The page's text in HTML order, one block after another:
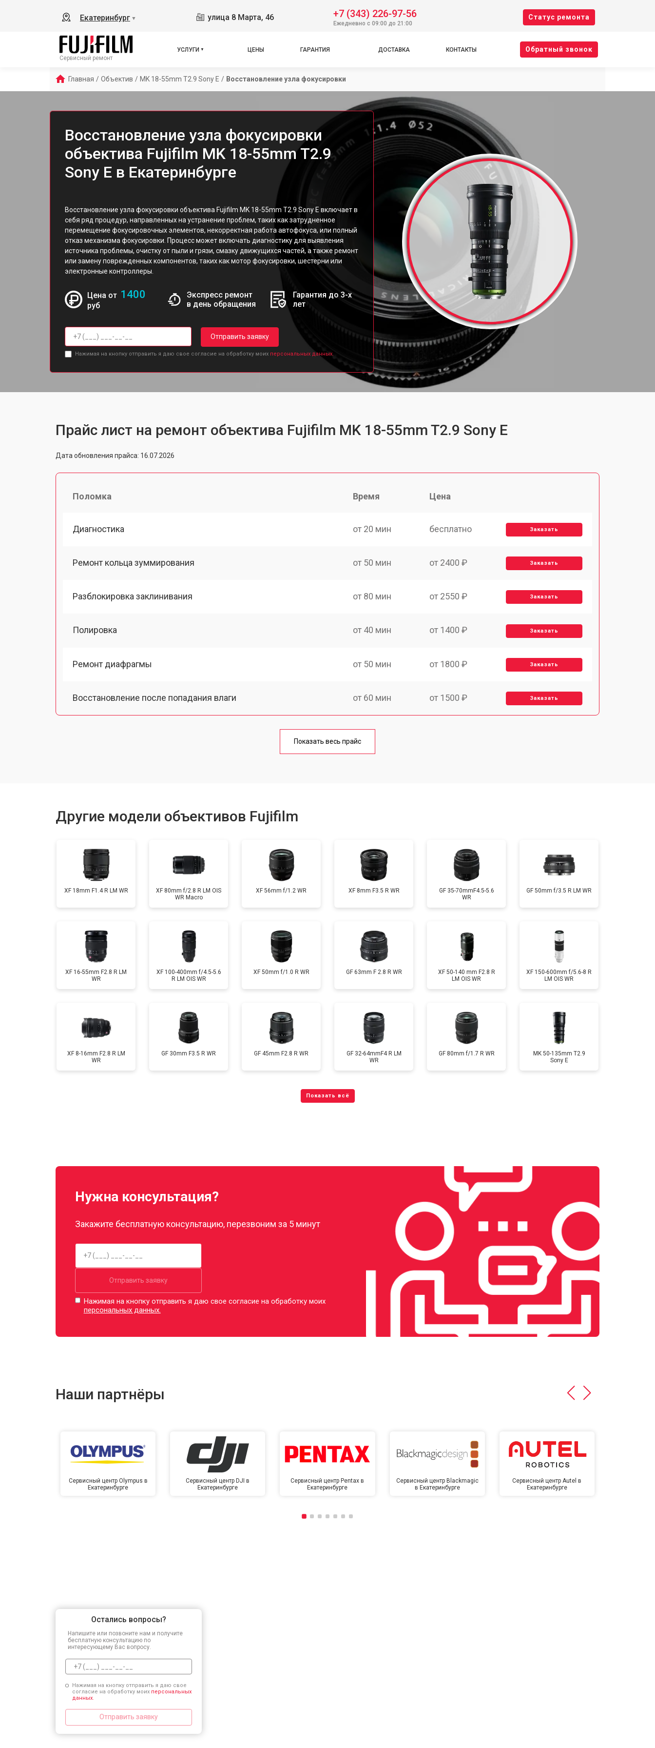
Екатеринбург ▼ улица 8 Марта, 46 +7 (343) 226-97-56
Ежедневно с 09:00 до 21:00
Cтатус ремонта
Сервисный ремонт
УСЛУГИ ЦЕНЫ ГАРАНТИЯ ДОСТАВКА КОНТАКТЫ Oбратный звонок
Главная / Объектив / MK 18-55mm T2.9 Sony E / Восстановление узла фокусировки
Восстановление узла фокусировки
объектива Fujifilm MK 18-55mm T2.9
Sony E в Екатеринбурге
Восстановление узла фокусировки объектива Fujifilm MK 18-55mm T2.9 Sony E включает в
себя ряд процедур, направленных на устранение проблем, таких как затрудненное
перемещение фокусировочных элементов, некорректная работа автофокуса, или полный
отказ механизма фокусировки. Процесс может включать диагностику для выявления
источника проблемы, очистку от пыли и грязи, смазку движущихся частей, а также ремонт
или замену поврежденных компонентов, таких как мотор фокусировки, шестерни или
электронные контроллеры.
Цена от 1400
руб
Экспресс ремонт
в день обращения
Гарантия до 3-х
лет
Отправить заявку
Нажимая на кнопку отправить я даю свое согласие на обработку моих персональных данных.
Прайс лист на ремонт объектива Fujifilm MK 18-55mm T2.9 Sony E
Дата обновления прайса: 16.07.2026
Поломка Время Цена
Диагностика от 20 мин бесплатно Заказать
Ремонт кольца зуммирования от 50 мин от 2400 ₽ Заказать
Разблокировка заклинивания от 80 мин от 2550 ₽ Заказать
Полировка от 40 мин от 1400 ₽ Заказать
Ремонт диафрагмы от 50 мин от 1800 ₽ Заказать
Восстановление после попадания влаги от 60 мин от 1500 ₽ Заказать
от 50 мин
Показать весь прайс
Другие модели объективов Fujifilm
XF 18mm F1.4 R LM WR
XF 80mm f/2.8 R LM OIS
WR Macro
XF 56mm f/1.2 WR XF 8mm F3.5 R WR
GF 35-70mmF4.5-5.6
WR
GF 50mm f/3.5 R LM WR
XF 16-55mm F2.8 R LM
WR
XF 100-400mm f/4.5-5.6
R LM OIS WR
XF 50mm f/1.0 R WR GF 63mm F 2.8 R WR
XF 50-140 mm F2.8 R
LM OIS WR
XF 150-600mm f/5.6-8 R
LM OIS WR
XF 8-16mm F2.8 R LM
WR
GF 30mm F3.5 R WR GF 45mm F2.8 R WR
GF 32-64mmF4 R LM
WR
GF 80mm f/1.7 R WR
MK 50-135mm T2.9
Sony E
Нужна консультация?
Закажите бесплатную консультацию, перезвоним за 5 минут
Отправить заявку
Нажимая на кнопку отправить я даю свое согласие на обработку моих
персональных данных.
Наши партнёры
Сервисный центр Olympus в
Екатеринбурге
Сервисный центр DJI в
Екатеринбурге
Сервисный центр Pentax в
Екатеринбурге
Сервисный центр Blackmagic
в Екатеринбурге
Сервисный центр Autel в
Екатеринбурге
Остались вопросы?
Напишите или позвоните нам и получите
бесплатную консультацию по
интересующему Вас вопросу.
Нажимая на кнопку отправить я даю свое
согласие на обработку моих персональных
данных.
Отправить заявку